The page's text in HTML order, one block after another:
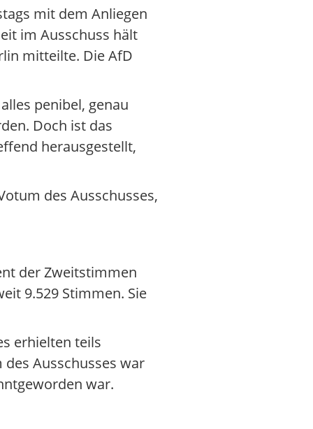
mit dem Anliegen
im Ausschuss hält
mitteilte. Die AfD
penibel, genau
Doch ist das
herausgestellt,
des Ausschusses,
der Zweitstimmen
9.529 Stimmen. Sie
erhielten teils
Ausschusses war
war.